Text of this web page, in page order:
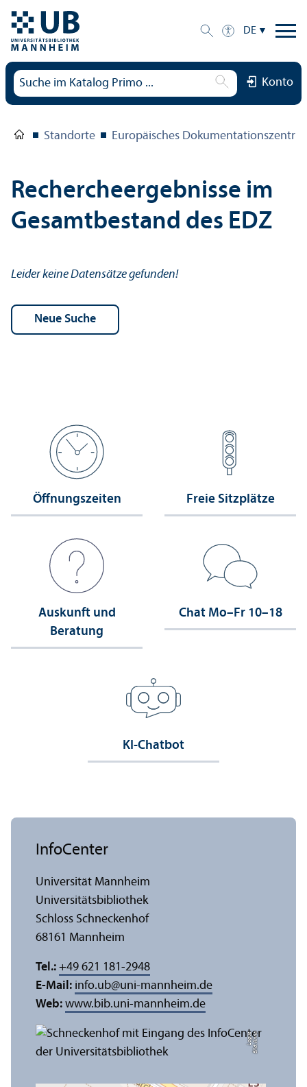
DE
Konto
Standorte Europäisches
Rechercheergebnisse im
Gesamtbestand des EDZ
Leider keine Datensätze gefunden!
Öffnungs­zeiten Freie Sitzplätze
Auskunft und
Beratung
Chat Mo–Fr 10–18
KI-Chatbot
Bil
d:
A
n
n
a
L
o
g
u
e
InfoCenter
Universität Mannheim
Universitäts­bibliothek
Schloss Schneckenhof
68161 Mannheim
Tel.: +49 621 181-2948
E-Mail: info.ub@uni-mannheim.de
Web: www.bib.uni-mannheim.de